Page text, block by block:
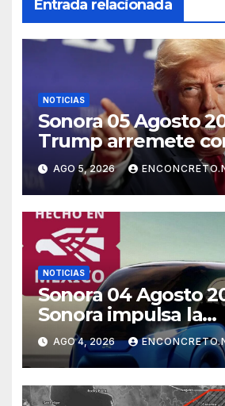
Entrada relacionada
NOTICIAS
Sonora 05 Agosto
Trump arremete
México, Canadá y
potencias por
abusos comerciales
AGO 5, 2026
NOTICIAS
Sonora 04 Agosto
Sonora impulsa la
electromovilidad
«Beyond», un
eléctrico
ITH
AGO 4, 2026